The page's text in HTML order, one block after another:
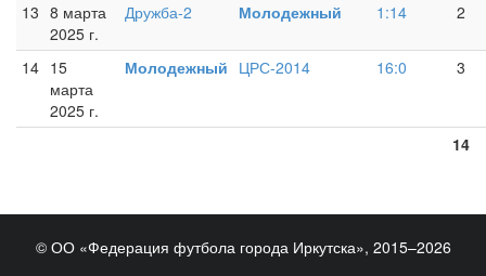
13 8 марта
2025 г.
Дружба-2 Молодежный 1:14 2
14 15
марта
2025 г.
Молодежный ЦРС-2014 16:0 3
14
© ОО «Федерация футбола города Иркутска», 2015–2026